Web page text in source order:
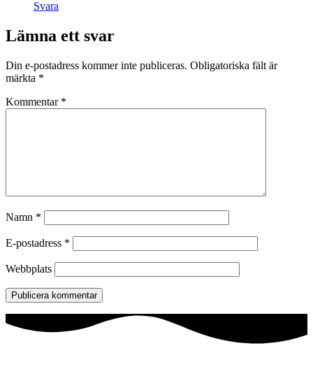
Svara
Lämna ett svar
Din e-postadress kommer inte publiceras. Obligatoriska fält är
märkta *
Kommentar *
Namn *
E-postadress *
Webbplats